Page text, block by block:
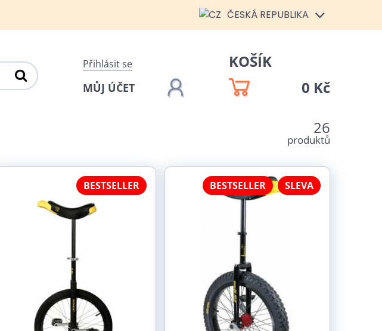
ČESKÁ REPUBLIKA
Přihlásit se
MŮJ ÚČET
KOŠÍK
0 Kč
26
produktů
BESTSELLER BESTSELLER SLEVA